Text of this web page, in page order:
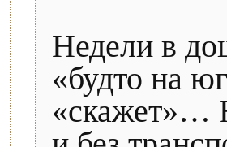
Недели в
«будто на
«скажет»…